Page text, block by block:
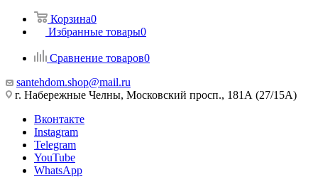
Корзина0
Избранные товары0
Сравнение товаров0
santehdom.shop@mail.ru
г. Набережные Челны, Московский просп., 181А (27/15А)
Вконтакте
Instagram
Telegram
YouTube
WhatsApp